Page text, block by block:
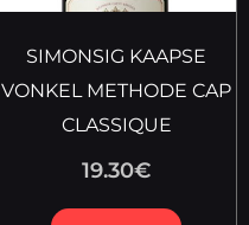
SIMONSIG KAAPSE
VONKEL METHODE CAP
CLASSIQUE
19.30€